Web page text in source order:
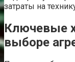
затраты на
Ключевые
выборе